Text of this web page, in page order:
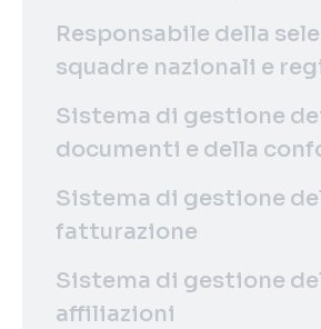
Responsabile della
squadre nazionali e
Sistema di gestione
documenti e della
Sistema di gestione
fatturazione
Sistema di gestione
affiliazioni